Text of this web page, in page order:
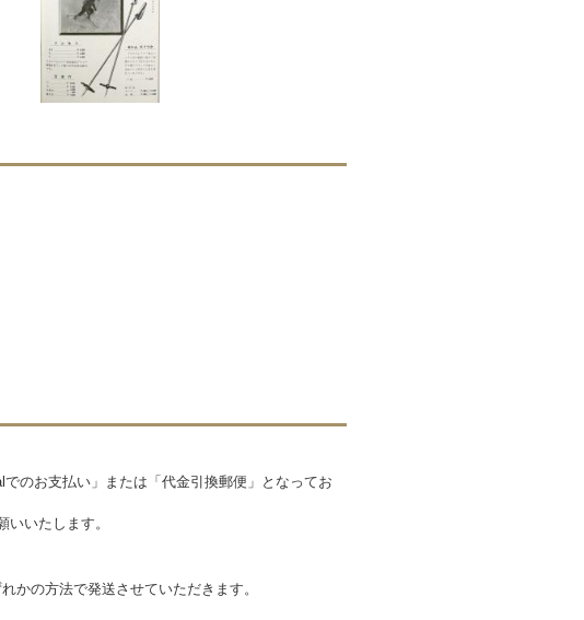
のお支払い」または「代金引換郵便」となってお
いたします。
かの方法で発送させていただきます。